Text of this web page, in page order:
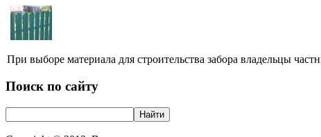
При выборе материала для строительства забора владельцы
Поиск по сайту